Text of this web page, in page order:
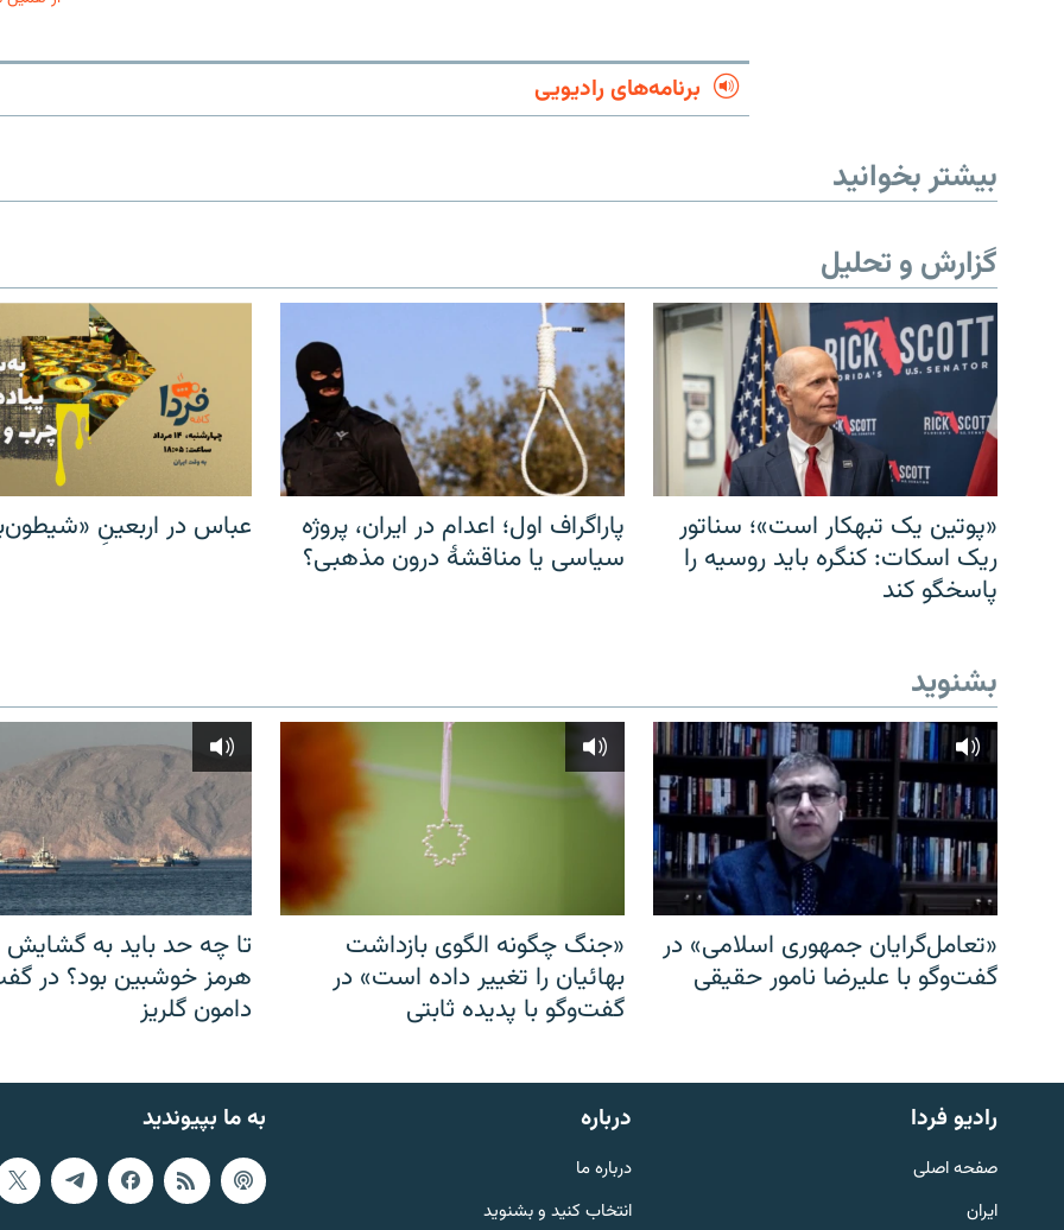
English
به ما بپیوندید
برنامه‌های رادیویی
بیشتر بخوانید
گزارش و تحلیل
«پوتین یک تبهکار است»؛ سناتور
ریک اسکات: کنگره باید روسیه را
پاسخگو کند
پاراگراف اول؛ اعدام در ایران، پروژه
سیاسی یا مناقشهٔ درون مذهبی؟
عباس در اربعینِ
بشنوید
«تعامل‌گرایان جمهوری اسلامی» در
گفت‌وگو با علیرضا نامور حقیقی
«جنگ چگونه الگوی بازداشت
بهائیان را تغییر داده است» در
گفت‌وگو با پدیده ثابتی
تا چه حد باید به گشایش
هرمز خوشبین بود؟ در
دامون گلریز
به ما بپیوندید رادیو فردا
صفحه اصلی
ایران
درباره
درباره ما
انتخاب کنید و بشنوید